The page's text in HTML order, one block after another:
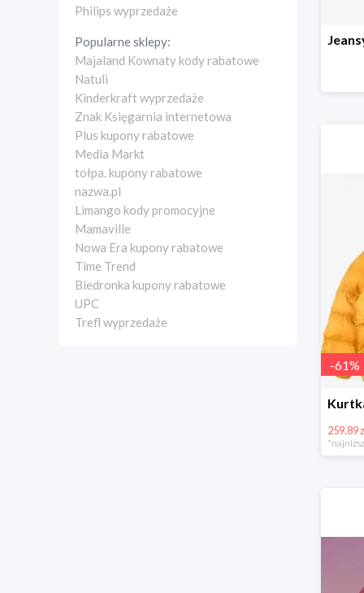
Philips wyprzedaże
Popularne sklepy:
Majaland Kownaty kody rabatowe
Natuli
Kinderkraft wyprzedaże
Znak Księgarnia internetowa
Plus kupony rabatowe
Media Markt
tołpa. kupony rabatowe
nazwa.pl
Limango kody promocyjne
Mamaville
Nowa Era kupony rabatowe
Time Trend
Biedronka kupony rabatowe
UPC
Trefl wyprzedaże
-61%
259.89